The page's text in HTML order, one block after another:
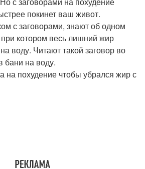
покинет ваш живот.
с заговорами, знают об одном
котором весь лишний жир
воду. Читают такой заговор во
бани на воду.
на похудение чтобы убрался жир с